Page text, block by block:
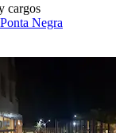
cargos
Negra